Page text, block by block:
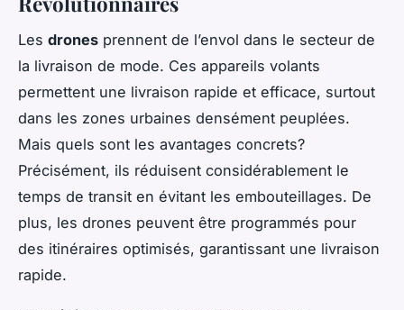
Les drones prennent de l’envol dans le secteur de
la livraison de mode. Ces appareils volants
permettent une livraison rapide et efficace, surtout
dans les zones urbaines densément peuplées.
Mais quels sont les avantages concrets?
Précisément, ils réduisent considérablement le
temps de transit en évitant les embouteillages. De
plus, les drones peuvent être programmés pour
des itinéraires optimisés, garantissant une livraison
rapide.